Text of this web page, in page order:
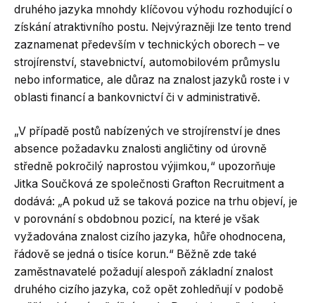
druhého jazyka mnohdy klíčovou výhodu rozhodující o
získání atraktivního postu. Nejvýrazněji lze tento trend
zaznamenat především v technických oborech – ve
strojírenství, stavebnictví, automobilovém průmyslu
nebo informatice, ale důraz na znalost jazyků roste i v
oblasti financí a bankovnictví či v administrativě.
„V případě postů nabízených ve strojírenství je dnes
absence požadavku znalosti angličtiny od úrovně
středně pokročilý naprostou výjimkou,“ upozorňuje
Jitka Součková ze společnosti Grafton Recruitment a
dodává: „A pokud už se taková pozice na trhu objeví, je
v porovnání s obdobnou pozicí, na které je však
vyžadována znalost cizího jazyka, hůře ohodnocena,
řádově se jedná o tisíce korun.“ Běžně zde také
zaměstnavatelé požadují alespoň základní znalost
druhého cizího jazyka, což opět zohledňují v podobě